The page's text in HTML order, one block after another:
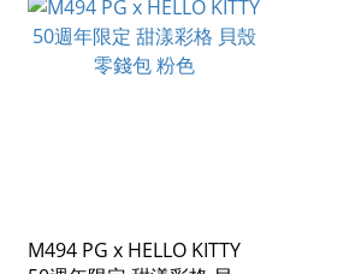
M494 PG x HELLO KITTY